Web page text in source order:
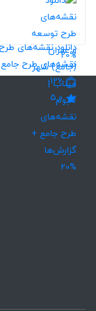
20%
132
5,0
20%
دانلود نقشه‌های
نقشه‌های طرح
126
5,0